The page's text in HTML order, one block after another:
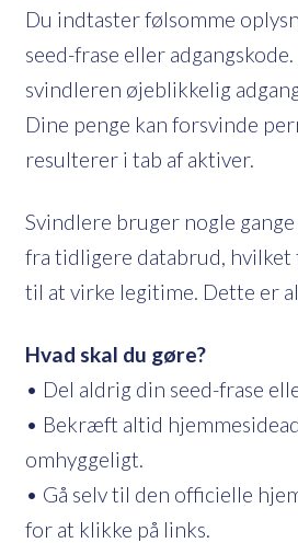
Du indtaster følsomme
seed-frase eller
svindleren øjeblikkelig
Dine penge kan forsvinde
resulterer i tab af aktiver.
Svindlere bruger nogle
fra tidligere databrud, hvilket
til at virke legitime. Dette er
Hvad skal du gøre?
• Del aldrig din seed-frase
• Bekræft altid
omhyggeligt.
• Gå selv til den officielle
for at klikke på links.